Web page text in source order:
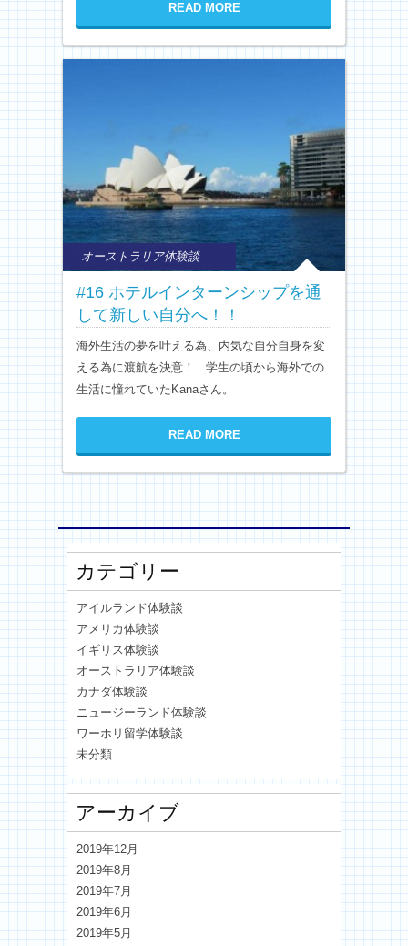
READ MORE
オーストラリア体験談
#16 ホテルインターンシップを通
して新しい自分へ！！
海外生活の夢を叶える為、内気な自分自身を変
える為に渡航を決意！ 学生の頃から海外での
生活に憧れていたKanaさん。
READ MORE
カテゴリー
アイルランド体験談
アメリカ体験談
イギリス体験談
オーストラリア体験談
カナダ体験談
ニュージーランド体験談
ワーホリ留学体験談
未分類
アーカイブ
2019年12月
2019年8月
2019年7月
2019年6月
2019年5月